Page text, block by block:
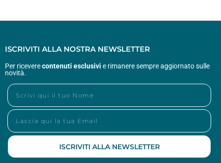
ISCRIVITI ALLA NOSTRA NEWSLETTER
Per riceverecontenuti esclusivi e rimanere sempre aggiornato sulle
novità.
ISCRIVITI ALLA NEWSLETTER